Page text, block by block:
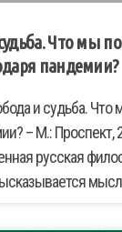
Что мы
пандемии?
и судьба. Что
– М.: Проспект,
русская